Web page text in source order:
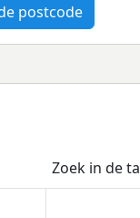
postcode
Zoek in de